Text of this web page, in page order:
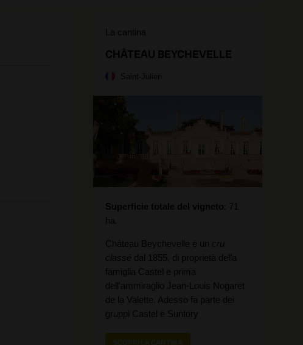
La cantina
CHÂTEAU BEYCHEVELLE
Saint-Julien
Superficie totale del vigneto 71
ha.
Château Beychevelle è un cru
classé dal 1855, di proprietà della
famiglia Castel e prima
dell'ammiraglio Jean-Louis Nogaret
de la Valette. Adesso fa parte dei
gruppi Castel e Suntory
SCOPRI LA CANTINA